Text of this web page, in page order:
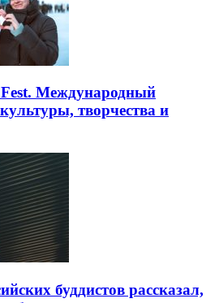
Международный
творчества и
буддистов рассказал,